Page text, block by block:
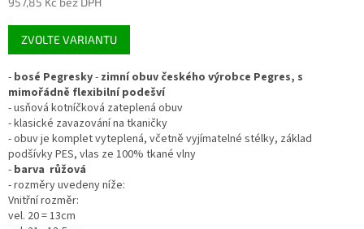
Měrná
cena:
ZVOLTE VARIANTU
- bosé Pegresky- zimní obuv českého výrobce Pegres, s
mimořádně flexibilní podešví
- usňová kotníčková zateplená obuv
- klasické zavazování na tkaničky
- obuv je komplet vyteplená, včetně vyjímatelné stélky, základ
podšívky PES, vlas ze 100% tkané vlny
- barva růžová
-rozměry uvedeny níže:
Vnitřní rozměr:
vel. 20 = 13cm